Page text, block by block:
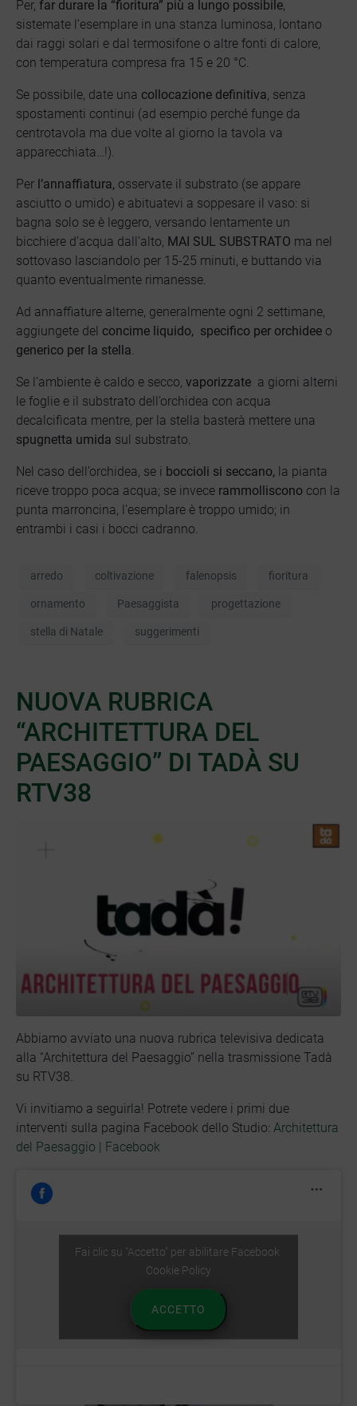
Per, far durare la “fioritura” più a lungo possibile,
sistemate l’esemplare in una stanza luminosa, lontano
dai raggi solari e dal termosifone o altre fonti di calore,
con temperatura compresa fra 15 e 20 °C.
Se possibile, date una collocazione definitiva, senza
spostamenti continui (ad esempio perché funge da
centrotavola ma due volte al giorno la tavola va
apparecchiata…!).
Per l’annaffiatura, osservate il substrato (se appare
asciutto o umido) e abituatevi a soppesare il vaso: si
bagna solo se è leggero, versando lentamente un
bicchiere d’acqua dall’alto, MAI SUL SUBSTRATO ma nel
sottovaso lasciandolo per 15-25 minuti, e buttando via
quanto eventualmente rimanesse.
Ad annaffiature alterne, generalmente ogni 2 settimane,
aggiungete del concime liquido, specifico per orchidee o
generico per la stella
Se l’ambiente è caldo e secco, vaporizzate a giorni alterni
le foglie e il substrato dell’orchidea con acqua
decalcificata mentre, per la stella basterà mettere una
spugnetta umida sul substrato.
Nel caso dell’orchidea, se i boccioli si seccano, la pianta
riceve troppo poca acqua; se invece rammolliscono con la
punta marroncina, l’esemplare è troppo umido; in
entrambi i casi i bocci cadranno.
arredo coltivazione falenopsis fioritura
ornamento Paesaggista progettazione
stella di Natale suggerimenti
NUOVA RUBRICA
“ARCHITETTURA DEL
PAESAGGIO” DI TADÀ SU
RTV38
Abbiamo avviato una nuova rubrica televisiva dedicata
alla “Architettura del Paesaggio” nella trasmissione Tadà
su RTV38.
Vi invitiamo a seguirla! Potrete vedere i primi due
interventi sulla pagina Facebook dello Studio: Architettura
del Paesaggio | Facebook
Fai clic su "Accetto" per abilitare Facebook
Cookie Policy
ACCETTO